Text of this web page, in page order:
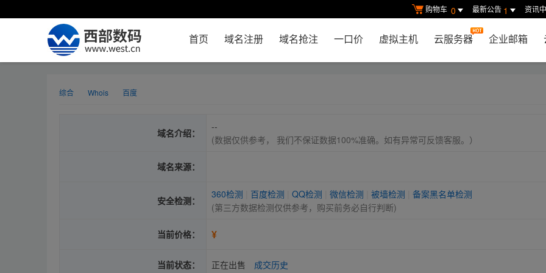
购物车 0 最新公告 1 资讯
首页 域名注册 域名抢注 一口价 虚拟主机 云服务器 企业邮箱
综合 Whois 百度
域名介绍：
--
(数据仅供参考， 我们不保证数据100%准确。如有异常可反馈客服。）
域名来源：
安全检测：
360检测 百度检测 QQ检测 微信检测 被墙检测
备案黑名单检测
(第三方数据检测仅供参考，购买前务必自行判断)
当前价格： ¥
当前状态： 正在出售 成交历史